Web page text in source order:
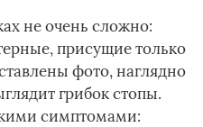
не очень сложно:
присущие только
фото, наглядно
грибок стопы.
симптомами: